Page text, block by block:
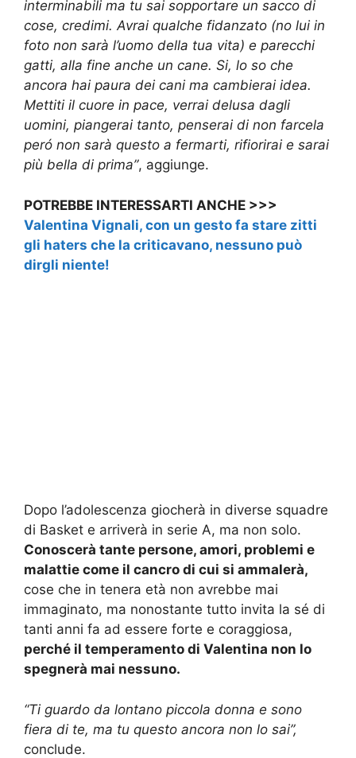
interminabili ma tu sai sopportare un sacco di
cose, credimi. Avrai qualche fidanzato (no lui in
foto non sarà l’uomo della tua vita) e parecchi
gatti, alla fine anche un cane. Si, lo so che
ancora hai paura dei cani ma cambierai idea.
Mettiti il cuore in pace, verrai delusa dagli
uomini, piangerai tanto, penserai di non farcela
peró non sarà questo a fermarti, rifiorirai e sarai
più bella di prima”, aggiunge.
POTREBBE INTERESSARTI ANCHE >>>
Valentina Vignali, con un gesto fa stare zitti
gli haters che la criticavano, nessuno può
dirgli niente!
Dopo l’adolescenza giocherà in diverse squadre
di Basket e arriverà in serie A, ma non solo.
Conoscerà tante persone, amori, problemi e
malattie come il cancro di cui si ammalerà,
cose che in tenera età non avrebbe mai
immaginato, ma nonostante tutto invita la sé di
tanti anni fa ad essere forte e coraggiosa,
perché il temperamento di Valentina non lo
spegnerà mai nessuno.
“Ti guardo da lontano piccola donna e sono
fiera di te, ma tu questo ancora non lo sai”,
conclude.